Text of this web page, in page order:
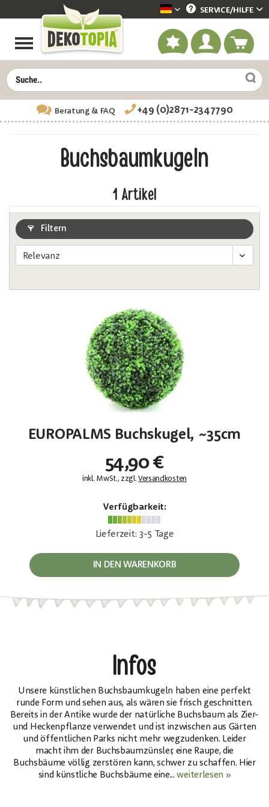
Dekotopia deutsch
SERVICE/HILFE
Beratung& FAQ +49 (0)2871-2347790
Buchsbaum­kugeln
1 Artikel
Filtern
EUROPALMS Buchskugel, ~35cm
54,90 €
inkl. MwSt., zzgl.Versandkosten
Verfügbarkeit:
Lieferzeit: 3-5 Tage
IN DEN WARENKORB
Infos
Unsere künstlichen Buchsbaumkugeln haben eine perfekt
runde Form und sehen aus, als wären sie frisch geschnitten.
Bereits in der Antike wurde der natürliche Buchsbaum als Zier-
und Heckenpflanze verwendet und ist inzwischen aus Gärten
und öffentlichen Parks nicht mehr wegzudenken. Leider
macht ihm der Buchsbaumzünsler, eine Raupe, die
Buchsbäume völlig zerstören kann, schwer zu schaffen. Hier
sind künstliche Buchsbäume eine...weiterlesen »